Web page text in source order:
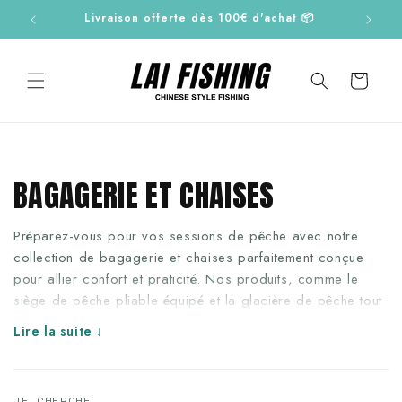
passer
au
Livraison offerte dès 100€ d'achat 📦
Panier
BAGAGERIE ET CHAISES
Préparez-vous pour vos sessions de pêche avec notre
collection de bagagerie et chaises parfaitement conçue
pour allier confort et praticité. Nos produits, comme le
siège de pêche pliable équipé et la glacière de pêche tout
terrain, sont faciles à transporter et garantissent une
plusieurs heures. Conçus avec un design fonctionnel, ces
Lire la suite